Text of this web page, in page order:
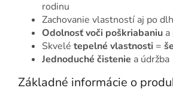
rodinu
Zachovanie vlastností aj po
Odolnosť voči poškriabaniu a
Skvelé tepelné vlastnosti =
Jednoduché čistenie a údržba
Základné informácie o